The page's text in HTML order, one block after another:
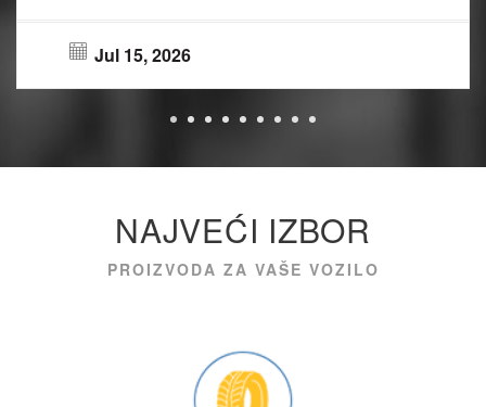
Jul 15, 2026
NAJVEĆI IZBOR
PROIZVODA ZA VAŠE VOZILO